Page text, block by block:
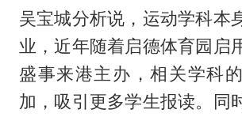
吴宝城分析说，运动学科本
业，近年随着启德体育园启
盛事来港主办，相关学科
加，吸引更多学生报读。同